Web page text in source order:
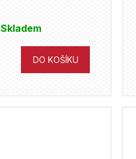
Skladem
DO KOŠÍKU